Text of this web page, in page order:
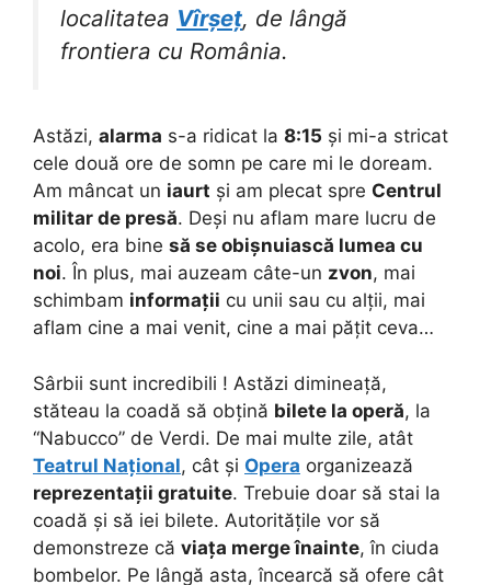
localitatea Vîrșeț, de lângă
frontiera cu România.
Astăzi, alarma s-a ridicat la 8:15 și mi-a stricat
cele două ore de somn pe care mi le doream.
Am mâncat un iaurt și am plecat spre Centrul
militar de presă. Deși nu aflam mare lucru de
acolo, era bine să se obișnuiască lumea cu
noi. În plus, mai auzeam câte-un zvon, mai
schimbam informații cu unii sau cu alții, mai
aflam cine a mai venit, cine a mai pățit ceva…
Sârbii sunt incredibili ! Astăzi dimineață,
stăteau la coadă să obțină bilete la operă, la
“Nabucco” de Verdi. De mai multe zile, atât
Teatrul Național, cât și Opera organizează
reprezentații gratuite. Trebuie doar să stai la
coadă și să iei bilete. Autoritățile vor să
demonstreze că viața merge înainte, în ciuda
bombelor. Pe lângă asta, încearcă să ofere cât